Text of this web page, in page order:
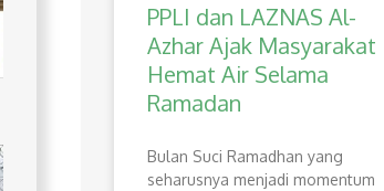
PPLI dan LAZNAS Al-
Azhar Ajak Masyarakat
Hemat Air Selama
Ramadan
Bulan Suci Ramadhan yang
seharusnya menjadi momentum